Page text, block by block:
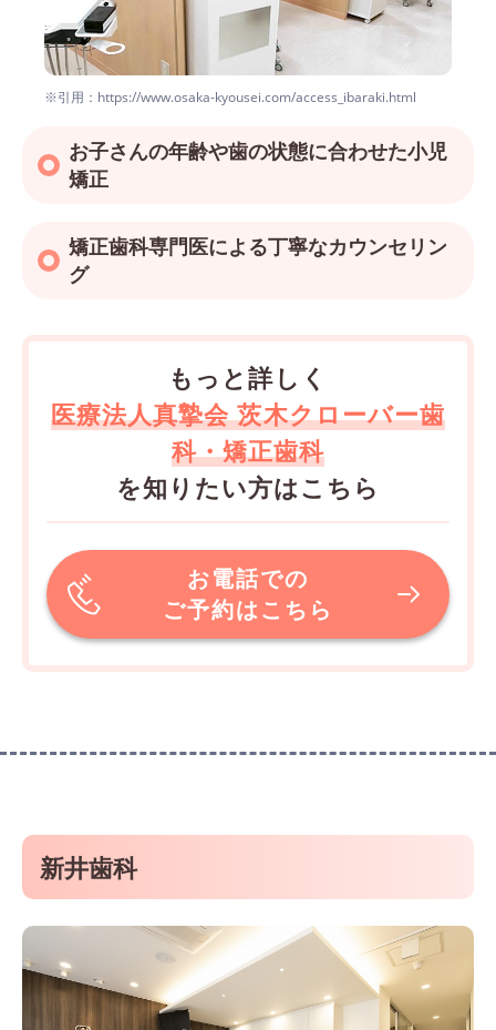
※引用：https://www.osaka-kyousei.com/access_ibaraki.html
お子さんの年齢や歯の状態に合わせた小児
矯正
矯正歯科専門医による丁寧なカウンセリン
グ
もっと詳しく
医療法人真摯会 茨木クローバー歯
科・矯正歯科
を知りたい方はこちら
お電話での
ご予約はこちら
新井歯科